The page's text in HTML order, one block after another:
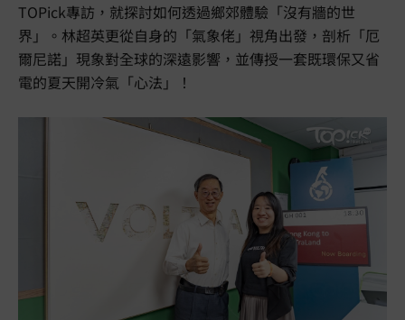
TOPick專訪，就探討如何透過鄉郊體驗「沒有牆的世
界」。林超英更從自身的「氣象佬」視角出發，剖析「厄
爾尼諾」現象對全球的深遠影響，並傳授一套既環保又省
電的夏天開冷氣「心法」！